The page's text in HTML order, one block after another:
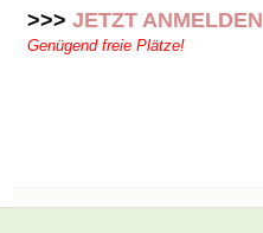
>>> JETZT ANMELDEN
Genügend freie Plätze!